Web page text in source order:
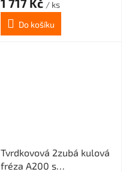
1 717 Kč / ks
Do košíku
Tvrdkovová 2zubá kulová
fréza A200 s